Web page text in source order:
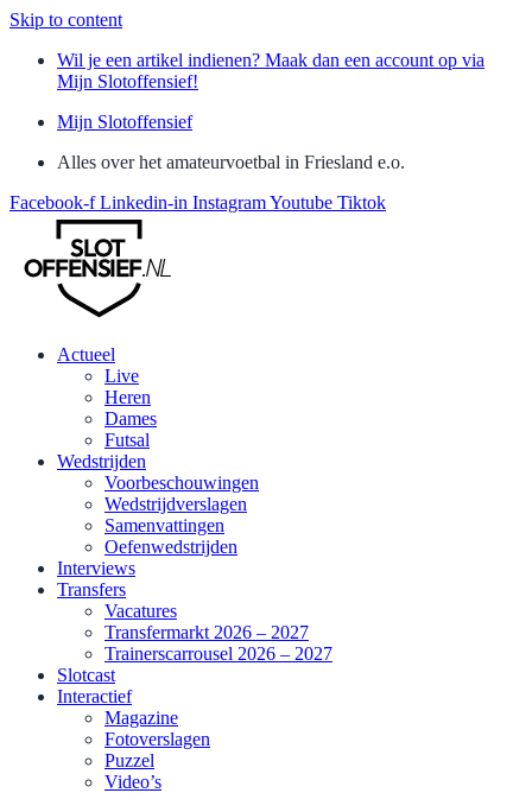
Skip to content
Wil je een artikel indienen? Maak dan een account op via
Mijn Slotoffensief!
Mijn Slotoffensief
Alles over het amateurvoetbal in Friesland e.o.
Facebook-f Linkedin-in InstagramYoutube Tiktok
Actueel
Live
Heren
Dames
Futsal
Wedstrijden
Voorbeschouwingen
Wedstrijdverslagen
Samenvattingen
Oefenwedstrijden
Interviews
Transfers
Vacatures
Transfermarkt 2026 – 2027
Trainerscarrousel 2026 – 2027
Slotcast
Interactief
Magazine
Fotoverslagen
Puzzel
Video’s